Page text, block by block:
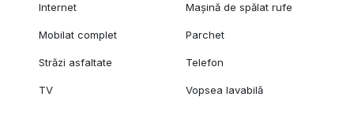
Internet Mașină de spălat rufe
Mobilat complet Parchet
Străzi asfaltate Telefon
TV Vopsea lavabilă